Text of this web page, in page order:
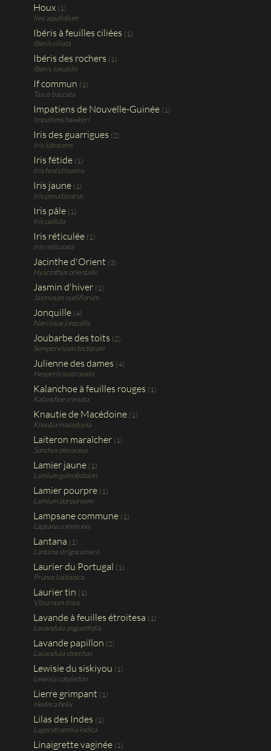
Houx (1)
Ilex aquifolium
Ibéris à feuilles ciliées (1)
Iberis ciliata
Ibéris des rochers (1)
Iberis saxatilis
If commun (1)
Taxus baccata
Impatiens de Nouvelle-Guinée (1)
Impatiens hawkeri
Iris des guarrigues (2)
Iris lutescens
Iris fétide (1)
Iris feotidissama
Iris jaune (1)
Iris pseudacorus
Iris pâle (1)
Iris pallida
Iris réticulée (1)
Iris reticulata
Jacinthe d'Orient (3)
Hyacinthus orientalis
Jasmin d'hiver (1)
Jasminum nudiflorum
Jonquille (4)
Narcissus jonquilla
Joubarbe des toits (2)
Sempervivum tectorum
Julienne des dames (4)
Hesperis matronalis
Kalanchoe à feuilles rouges (1)
Kalanchoe crenata
Knautie de Macédoine (1)
Knautia macedonia
Laiteron maraîcher (1)
Sonchus oleraceus
Lamier jaune (1)
Lamium galeobdolon
Lamier pourpre (1)
Lamium purpureum
Lampsane commune (1)
Lapsana communis
Lantana (1)
Lantana strigocamara
Laurier du Portugal (1)
Prunus lusitanica
Laurier tin (1)
Viburnum tinus
Lavande à feuilles étroitesa (1)
Lavandula angustifolia
Lavande papillon (2)
Lavandula stoechas
Lewisie du siskiyou (1)
Lewisia cotyledon
Lierre grimpant (1)
Hedera helix
Lilas des Indes (1)
Lagerstroemia indica
Linaigrette vaginée (1)